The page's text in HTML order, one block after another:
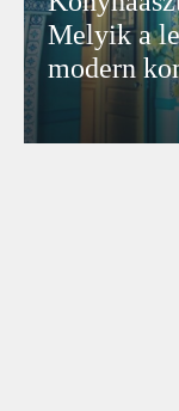
Melyik a
modern